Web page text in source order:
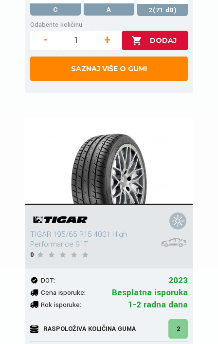
C A
2(71 dB)
Odaberite količinu
- +
SAZNAJ VIŠE O GUMI
TIGAR 195/65 R15 4001 High
Performance 91T
0
DOT: 2023
Cena isporuke: Besplatna isporuka
Rok isporuke: 1-2 radna dana
RASPOLOŽIVA KOLIČINA GUMA 2